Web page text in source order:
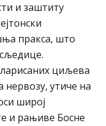
и заштиту
пракса, што
циљева
нервозу, утиче на
широј
и рањиве Босне